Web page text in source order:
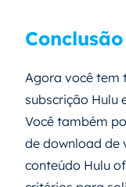
Conclusão
Agora você tem
subscrição Hulu
Você também
de download de
conteúdo Hulu